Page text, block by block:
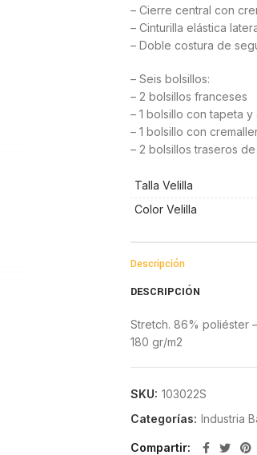
– Cierre central con
– Cinturilla elástica
– Doble costura de
– Seis bolsillos:
– 2 bolsillos franceses
– 1 bolsillo con tapeta
– 1 bolsillo con
– 2 bolsillos traseros
Talla Velilla
Color Velilla
Descripción
DESCRIPCIÓN
Stretch. 86% poliéster
180 gr/m2
SKU: 103022S
Categorías: Industria
Compartir